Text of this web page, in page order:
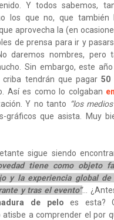
Y todos sabemos,
los que no, que también
aprovecha la (en
de prensa para ir y
daremos nombres, pero
Sin embargo, este
tendrán que pagar 50
Así es como lo colgaban
Y no tanto “los
gráficos que asista. Muy
sigue siendo
tiene como objeto
y la experiencia global
y tras el evento”…
de peloes esta?
a comprender el por